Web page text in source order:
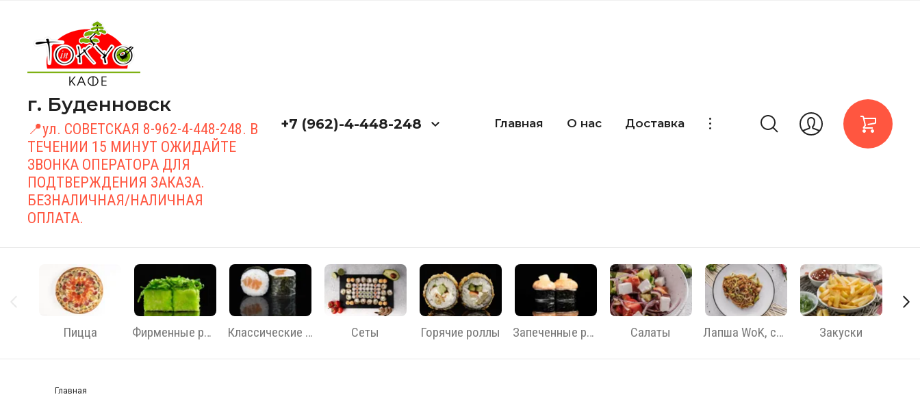
г. Буденновск
📍ул. СОВЕТСКАЯ 8-962-4-448-248. В
ТЕЧЕНИИ 15 МИНУТ ОЖИДАЙТЕ
ЗВОНКА ОПЕРАТОРА ДЛЯ
ПОДТВЕРЖДЕНИЯ ЗАКАЗА.
БЕЗНАЛИЧНАЯ/НАЛИЧНАЯ
ОПЛАТА.
+7 (962)-4-448-248 Главная О нас Доставка
Пицца Фирменные роллы Классические роллы Сеты Горячие роллы Запеченные роллы Салаты Лапша WoK, супы, мидии Закуски
Главная